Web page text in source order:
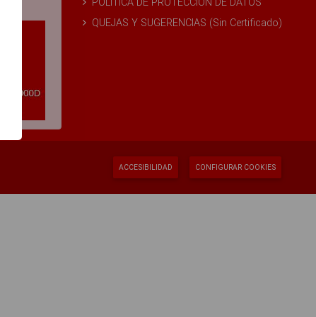
QUEJAS Y SUGERENCIAS (Sin Certificado)
ACCESIBILIDAD CONFIGURAR COOKIES